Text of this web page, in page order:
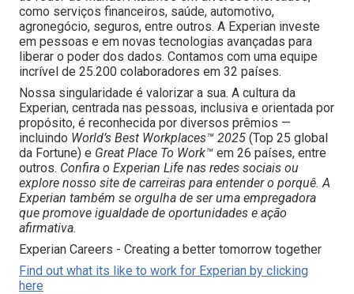
como serviços financeiros, saúde, automotivo,
agronegócio, seguros, entre outros. A Experian investe
em pessoas e em novas tecnologias avançadas para
liberar o poder dos dados. Contamos com uma equipe
incrível de 25.200 colaboradores em 32 países.
Nossa singularidade é valorizar a sua. A cultura da
Experian, centrada nas pessoas, inclusiva e orientada por
propósito, é reconhecida por diversos prêmios —
incluindo World’s Best Workplaces™ 2025 (Top 25 global
da Fortune) e Great Place To Work™ em 26 países, entre
outros. Confira o Experian Life nas redes sociais ou
explore nosso site de carreiras para entender o porquê. A
Experian também se orgulha de ser uma empregadora
que promove igualdade de oportunidades e ação
afirmativa.
Experian Careers - Creating a better tomorrow together
Find out what its like to work for Experian by clicking
here